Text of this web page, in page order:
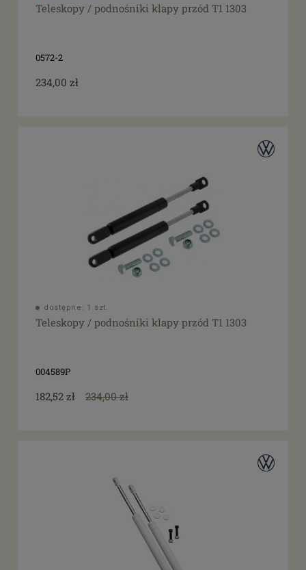
Teleskopy / podnośniki klapy przód T1 1303
0572-2
234,00 zł
dostępne: 1 szt.
Teleskopy / podnośniki klapy przód T1 1303
004589P
182,52 zł 234,00 zł